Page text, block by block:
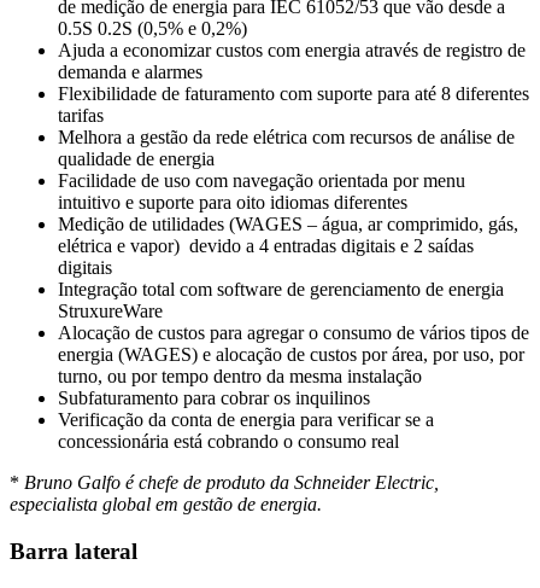
de medição de energia para IEC 61052/53 que vão desde a
0.5S 0.2S (0,5% e 0,2%)
Ajuda a economizar custos com energia através de registro de
demanda e alarmes
Flexibilidade de faturamento com suporte para até 8 diferentes
tarifas
Melhora a gestão da rede elétrica com recursos de análise de
qualidade de energia
Facilidade de uso com navegação orientada por menu
intuitivo e suporte para oito idiomas diferentes
Medição de utilidades (WAGES – água, ar comprimido, gás,
elétrica e vapor) devido a 4 entradas digitais e 2 saídas
digitais
Integração total com software de gerenciamento de energia
StruxureWare
Alocação de custos para agregar o consumo de vários tipos de
energia (WAGES) e alocação de custos por área, por uso, por
turno, ou por tempo dentro da mesma instalação
Subfaturamento para cobrar os inquilinos
Verificação da conta de energia para verificar se a
concessionária está cobrando o consumo real
* Bruno Galfo é chefe de produto da Schneider Electric,
especialista global em gestão de energia.
Barra lateral